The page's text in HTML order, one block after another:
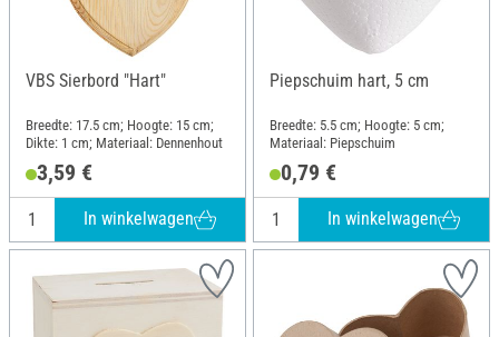
VBS Sierbord "Hart"
Breedte: 17.5 cm; Hoogte: 15 cm;
Dikte: 1 cm; Materiaal: Dennenhout
3,59 €
In winkelwagen
Piepschuim hart, 5 cm
Breedte: 5.5 cm; Hoogte: 5 cm;
Materiaal: Piepschuim
0,79 €
In winkelwagen